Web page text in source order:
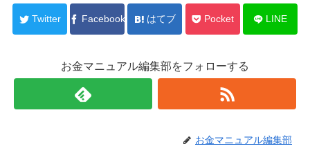
Twitter Facebook はてブ Pocket LINE
お金マニュアル編集部をフォローする
お金マニュアル編集部